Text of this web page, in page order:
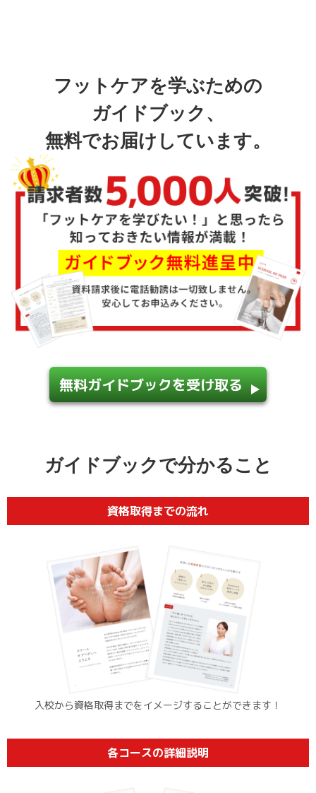
フットケアを学ぶための
ガイドブック、
無料でお届けしています。
無料ガイドブックを受け取る
ガイドブックで分かること
資格取得までの流れ
入校から資格取得までをイメージすることができます！
各コースの詳細説明